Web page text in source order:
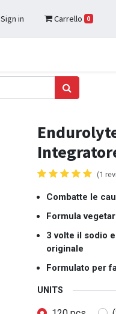
Sign in Carrello 0
(1
Combatte le
Formula
3 volte il sodio
originale
Formulato per
UNITS